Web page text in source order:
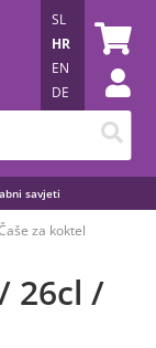
savjeti
SL
HR
EN
DE
za koktel
26cl /